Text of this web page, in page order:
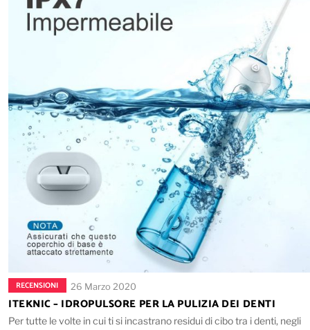
RECENSIONI 26 Marzo 2020
ITEKNIC – IDROPULSORE PER LA PULIZIA DEI DENTI
Per tutte le volte in cui ti si incastrano residui di cibo tra i denti, negli